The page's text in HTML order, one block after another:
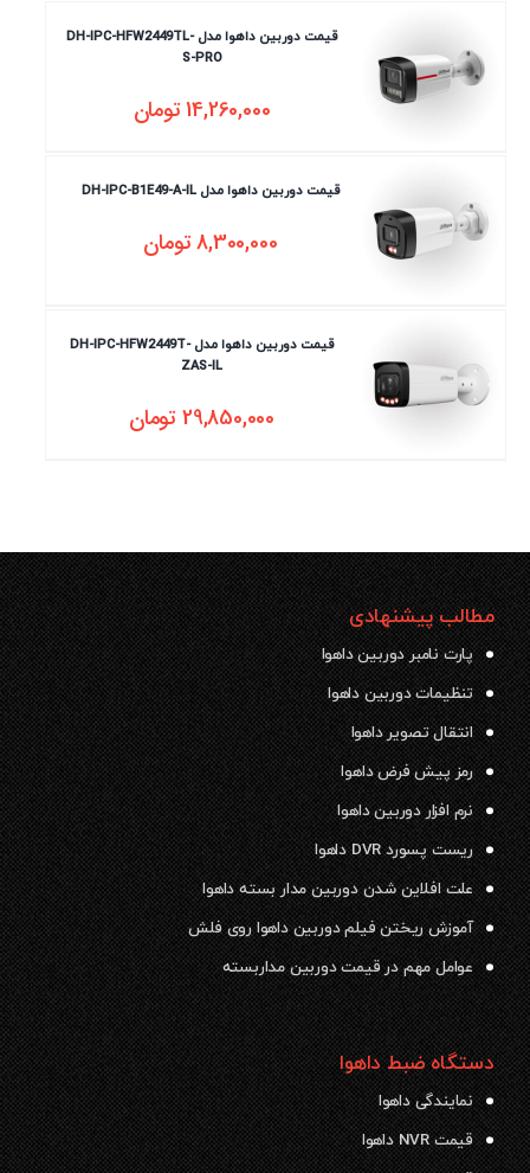
قیمت دوربین داهوا مدل DH-IPC-HFW2449TL-
S-PRO
14,260,000تومان
قیمت دوربین داهوا مدل DH-IPC-B1E49-A-IL
8,300,000تومان
قیمت دوربین داهوا مدل DH-IPC-HFW2449T-
ZAS-IL
29,850,000تومان
مطالب پیشنهادی
پارت نامبر دوربین داهوا
تنظیمات دوربین داهوا
انتقال تصویر داهوا
رمز پیش فرض داهوا
نرم افزار دوربین داهوا
ریست پسورد DVR داهوا
علت افلاین شدن دوربین مدار بسته داهوا
آموزش ریختن فیلم دوربین داهوا روی فلش
عوامل مهم در قیمت دوربین مداربسته
دستگاه ضبط داهوا
نمایندگی داهوا
قیمت NVR داهوا